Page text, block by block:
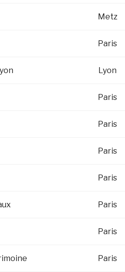
Metz
Paris
Lyon
Paris
Paris
Paris
Paris
Paris
Paris
Paris